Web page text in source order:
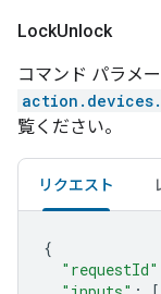
LockUnlock
コマンド パラメ
覧ください。
リクエスト
{
"requestId"